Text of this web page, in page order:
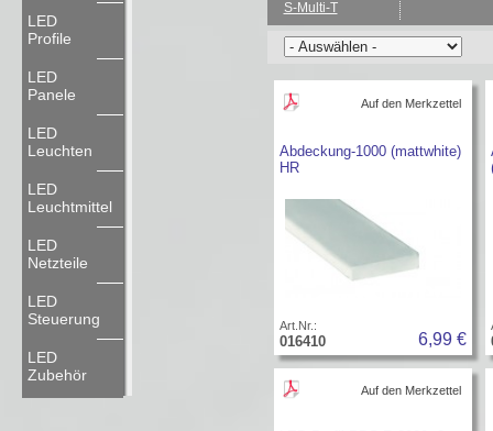
LED
Profile
LED
Panele
LED
Leuchten
LED
Leuchtmittel
LED
Netzteile
LED
Steuerung
LED
Zubehör
S-Multi-T
Auf den Merkzettel
Abdeckung-1000 (mattwhite)
HR
Art.Nr.:
016410 6,99 €
Auf den Merkzettel